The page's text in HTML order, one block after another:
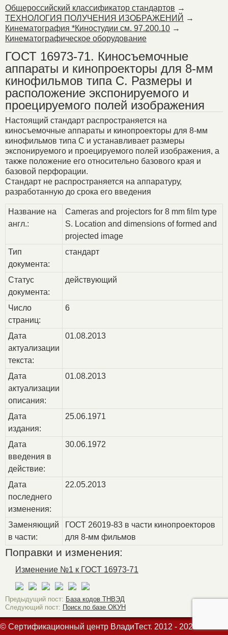
Общероссийский классификатор стандартов →
ТЕХНОЛОГИЯ ПОЛУЧЕНИЯ ИЗОБРАЖЕНИЙ →
Кинематография *Киностудии см. 97.200.10 →
Кинематографическое оборудование
ГОСТ 16973-71. Киносъемочные
аппараты и кинопроекторы для 8-мм
кинофильмов типа С. Размеры и
расположение экспонируемого и
проецируемого полей изображения
Настоящий стандарт распространяется на
киносъемочные аппараты и кинопроекторы для 8-мм
кинофильмов типа С и устанавливает размеры
экспонируемого и проецируемого полей изображения, а
также положение его относительно базового края и
базовой перфорации.
Стандарт не распространяется на аппаратуру,
разработанную до срока его введения
Название на
англ.:
Cameras and projectors for 8 mm film type
S. Location and dimensions of formed and
projected image
Тип
документа:
стандарт
Статус
документа:
действующий
Число
страниц:
6
Дата
актуализации
текста:
01.08.2013
Дата
актуализации
описания:
01.08.2013
Дата
издания:
25.06.1971
Дата
введения в
действие:
30.06.1972
Дата
последнего
изменения:
22.05.2013
Заменяющий
в части:
ГОСТ 26019-83 в части кинопроекторов
для 8-мм фильмов
Поправки и изменения:
Изменение №1 к ГОСТ 16973-71
Предыдущий пост: База кодов ТНВЭД
Следующий пост: Поиск по базе ОКУН
© Сертификационный центр ВладиТест. 2012 - 2026